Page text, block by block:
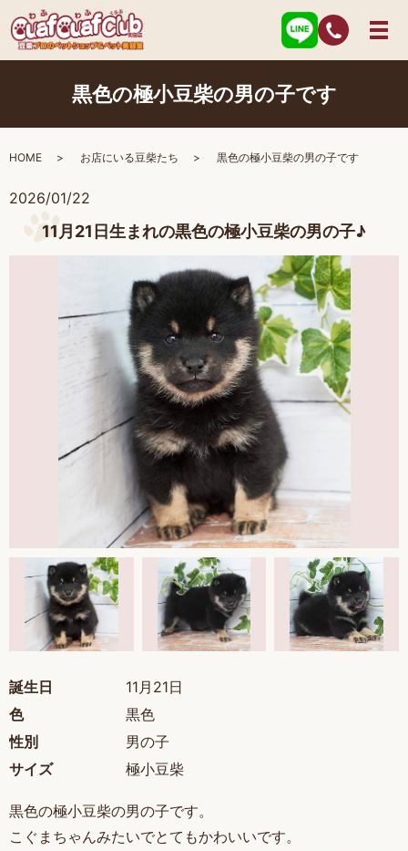
黒色の極小豆柴の男の子です
HOME お店にいる豆柴たち 黒色の極小豆柴の男の子です
2026/01/22
11月21日生まれの黒色の極小豆柴の男の子♪
誕生日
11月21日
色
黒色
性別
男の子
サイズ
極小豆柴
黒色の極小豆柴の男の子です。
こぐまちゃんみたいでとてもかわいいです。